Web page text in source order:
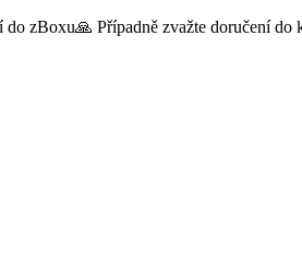
zBoxu🙏 Případně zvažte doručení do